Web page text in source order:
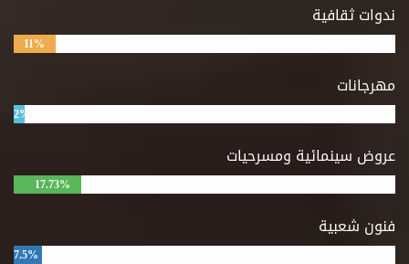
ندوات ثقافية
11%
مهرجانات
2%
عروض سينمائية ومسرحيات
17.73%
فنون شعبية
7.5%